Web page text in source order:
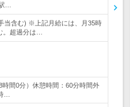
…
当含む) ※上記月給には、月35時
。超過分は…
間0分）休憩時間：60分時間外
…